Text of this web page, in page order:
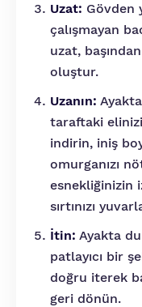
Uzat: Gövden
çalışmayan
uzat,
oluştur.
Uzanın:
taraftaki elinizi
indirin, iniş
omurganızı
esnekliğinizin
sırtınızı
İtin: Ayakta
patlayıcı bir
doğru iterek
geri dönün.